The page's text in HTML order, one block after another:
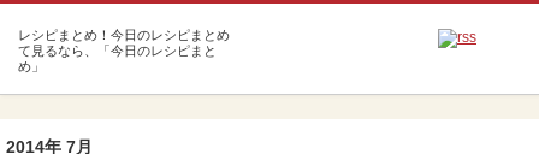
2014年 7月